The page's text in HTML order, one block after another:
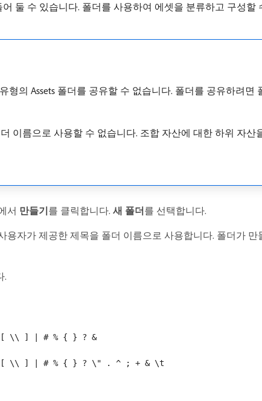
둘 수 있습니다. 폴더를 사용하여 에셋을 분류하고 구성할
유형의 Assets 폴더를 공유할 수 없습니다. 폴더를 공유하려면
이름으로 사용할 수 없습니다. 조합 자산에 대한 하위 자산
서 만들기​를 클릭합니다. 새 폴더​를 선택합니다.
용자가 제공한 제목을 폴더 이름으로 사용합니다. 폴더가
.
\\ ] | # % { } ? &
\\ ] | # % { } ? \" . ^ ; + & \t